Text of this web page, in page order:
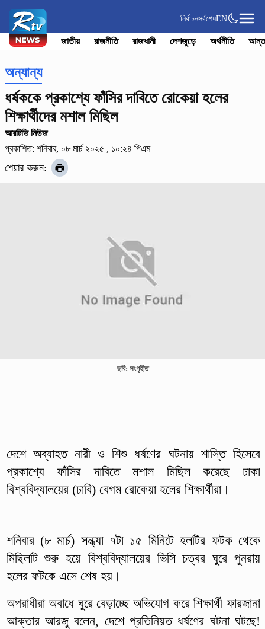
নির্বাচনসর্বশেষEN
জাতীয় রাজনীতি রাজধানী দেশজুড়ে অর্থনীতি
অন্যান্য
ধর্ষককে প্রকাশ্যে ফাঁসির দাবিতে রোকেয়া হলের
শিক্ষার্থীদের মশাল মিছিল
আরটিভি নিউজ
প্রকাশিত: শনিবার, ০৮ মার্চ ২০২৫ , ১০:২৪ পিএম
শেয়ার করুন:
ছবি: সংগৃহীত
দেশে অব্যাহত নারী ও শিশু ধর্ষণের ঘটনায় শাস্তি হিসেবে
প্রকাশ্যে ফাঁসির দাবিতে মশাল মিছিল করেছে ঢাকা
বিশ্ববিদ্যালয়ের (ঢাবি) বেগম রোকেয়া হলের শিক্ষার্থীরা।
শনিবার (৮ মার্চ) সন্ধ্যা ৭টা ১৫ মিনিটে হলটির ফটক থেকে
মিছিলটি শুরু হয়ে বিশ্ববিদ্যালয়ের ভিসি চত্বর ঘুরে পুনরায়
হলের ফটকে এসে শেষ হয়।
অপরাধীরা অবাধে ঘুরে বেড়াচ্ছে অভিযোগ করে শিক্ষার্থী ফারজানা
আক্তার আরজু বলেন, দেশে প্রতিনিয়ত ধর্ষণের ঘটনা ঘটছে!